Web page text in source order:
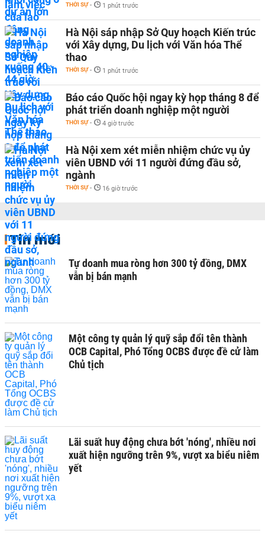
THỜI SỰ - 1 phút trước
Hà Nội sáp nhập Sở Quy hoạch Kiến trúc
với Xây dựng, Du lịch với Văn hóa Thể
thao
THỜI SỰ - 1 phút trước
Báo cáo Quốc hội ngay kỳ họp tháng 8 để
phát triển doanh nghiệp một người
THỜI SỰ - 4 giờ trước
Hà Nội xem xét miễn nhiệm chức vụ ủy
viên UBND với 11 người đứng đầu sở,
ngành
THỜI SỰ - 16 giờ trước
Tin mới
Tự doanh mua ròng hơn 300 tỷ đồng, DMX
vẫn bị bán mạnh
Một công ty quản lý quỹ sắp đổi tên thành
OCB Capital, Phó Tổng OCBS được đề cử làm
Chủ tịch
Lãi suất huy động chưa bớt 'nóng', nhiều nơi
xuất hiện ngưỡng trên 9%, vượt xa biểu niêm
yết